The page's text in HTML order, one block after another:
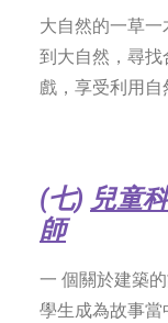
大自然的一草
到大自然，尋
戲，享受利用自
(七) 兒童
師
一 個關於建築
學生成為故事